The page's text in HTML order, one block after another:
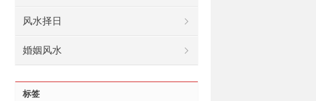
风水择日
婚姻风水
标签